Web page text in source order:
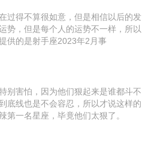
过得不算很如意，但是相信以后的发
势，但是每个人的运势不一样，所以
供的是射手座2023年2月事
别害怕，因为他们狠起来是谁都斗不
底线也是不会容忍，所以才说这样的
第一名星座，毕竟他们太狠了。